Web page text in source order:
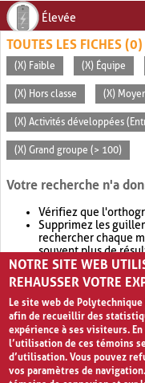
Élevée
TOUTES LES FICHES (0)
(X) Faible (X) Équipe
(X) Hors classe (X)
(X) Activités développées
(X) Grand groupe (> 100)
Votre recherche n'a
Vérifiez que
Supprimez les
rechercher chaque
souvent plus de
Envisagez d'élargir
retournera souvent
NOTRE SITE WEB
REHAUSSER VOTRE
Le site web de
afin de recueillir des
expérience à ses visiteurs.
l’utilisation de ces témoins
d’utilisation. Vous pouvez
vos paramètres de